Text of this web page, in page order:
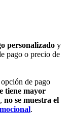
personalizado y
pago o precio de
de pago
tiene mayor
no se muestra el
.